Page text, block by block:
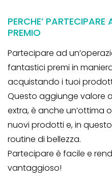
PERCHE’
PREMIO
Partecipare ad
fantastici premi in
acquistando i tuoi
Questo aggiunge valore
extra, è anche un’ottima
nuovi prodotti e, in
routine di bellezza.
Partecipare è facile e
vantaggioso!